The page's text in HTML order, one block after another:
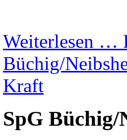
Weiterlesen …
Büchig/
Kraft
SpG Büchig/